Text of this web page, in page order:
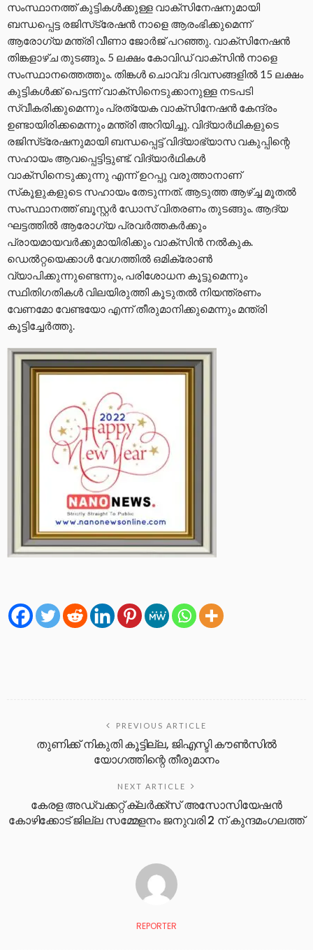
സംസ്ഥാനത്ത് കുട്ടികള്‍ക്കുള്ള വാക്‌സിനേഷനുമായി
ബന്ധപ്പെട്ട രജിസ്‌ട്രേഷന്‍ നാളെ ആരംഭിക്കുമെന്ന്
ആരോഗ്യ മന്ത്രി വീണാ ജോര്‍ജ് പറഞ്ഞു. വാക്‌സിനേഷന്‍
തിങ്കളാഴ്ച തുടങ്ങും. 5 ലക്ഷം കോവിഡ് വാക്‌സിന്‍ നാളെ
സംസ്ഥാനത്തെത്തും. തിങ്കള്‍ ചൊവ്വ ദിവസങ്ങളില്‍ 15 ലക്ഷം
കുട്ടികള്‍ക്ക് പെട്ടന്ന് വാക്‌സിനെടുക്കാനുള്ള നടപടി
സ്വീകരിക്കുമെന്നും പ്രത്യേക വാക്‌സിനേഷന്‍ കേന്ദ്രം
ഉണ്ടായിരിക്കമെന്നും മന്ത്രി അറിയിച്ചു. വിദ്യാര്‍ഥികളുടെ
രജിസ്‌ട്രേഷനുമായി ബന്ധപ്പെട്ട് വിദ്യാഭ്യാസ വകുപ്പിന്റെ
സഹായം ആവപ്പെട്ടിട്ടുണ്ട്. വിദ്യാര്‍ഥികള്‍
വാക്‌സിനെടുക്കുന്നു എന്ന് ഉറപ്പു വരുത്താനാണ്
സ്‌കൂളുകളുടെ സഹായം തേടുന്നത്. ആടുത്ത ആഴ്ച്ച മൂതല്‍
സംസ്ഥാനത്ത് ബൂസ്റ്റര്‍ ഡോസ് വിതരണം തുടങ്ങും. ആദ്യ
ഘട്ടത്തില്‍ ആരോഗ്യ പ്രവര്‍ത്തകര്‍ക്കും
പ്രായമായവര്‍ക്കുമായിരിക്കും വാക്‌സിന്‍ നല്‍കുക.
ഡെല്‍റ്റയെക്കാള്‍ വേഗത്തില്‍ ഒമിക്രോണ്‍
വ്യാപിക്കുന്നുണ്ടെന്നും, പരിശോധന കൂട്ടുമെന്നും
സ്ഥിതിഗതികള്‍ വിലയിരുത്തി കൂടുതല്‍ നിയന്ത്രണം
വേണമോ വേണ്ടയോ എന്ന് തീരുമാനിക്കുമെന്നും മന്ത്രി
കൂട്ടിച്ചേര്‍ത്തു.
PREVIOUS ARTICLE
തുണിക്ക് നികുതി കൂട്ടില്ല, ജിഎസ്ടി കൗൺസിൽ
യോഗത്തിന്റെ തീരുമാനം
NEXT ARTICLE
കേരള അഡ്വക്കറ്റ് ക്ലർക്ക്സ് അസോസിയേഷൻ
കോഴിക്കോട് ജില്ല സമ്മേളനം ജനുവരി 2 ന് കുന്ദമംഗലത്ത്
REPORTER